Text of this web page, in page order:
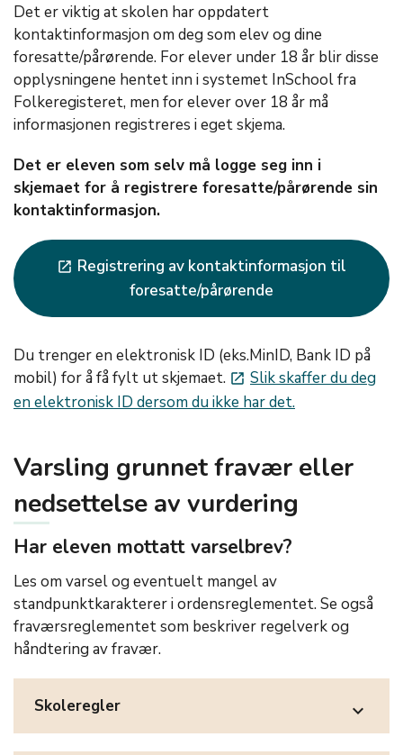
Det er viktig at skolen har oppdatert
kontaktinformasjon om deg som elev og dine
foresatte/pårørende. For elever under 18 år blir disse
opplysningene hentet inn i systemet InSchool fra
Folkeregisteret, men for elever over 18 år må
informasjonen registreres i eget skjema.
Det er eleven som selv må logge seg inn i
skjemaet for å registrere foresatte/pårørende sin
kontaktinformasjon.
launch Registrering av kontaktinformasjon til
foresatte/pårørende
Du trenger en elektronisk ID (eks.MinID, Bank ID på
mobil) for å få fylt ut skjemaet. launch Slik skaffer du deg
en elektronisk ID dersom du ikke har det.
Varsling grunnet fravær eller
nedsettelse av vurdering
Har eleven mottatt varselbrev?
Les om varsel og eventuelt mangel av
standpunktkarakterer i ordensreglementet. Se også
fraværsreglementet som beskriver regelverk og
håndtering av fravær.
Skoleregler expand_more